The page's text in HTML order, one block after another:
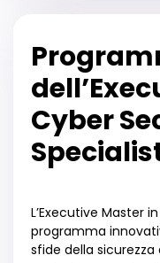
Cyber
L’Executive Master
programma
sfide della